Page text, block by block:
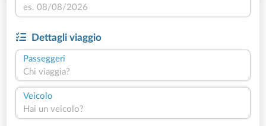
Dettagli viaggio
Passeggeri
Chi viaggia?
Veicolo
Hai un veicolo?